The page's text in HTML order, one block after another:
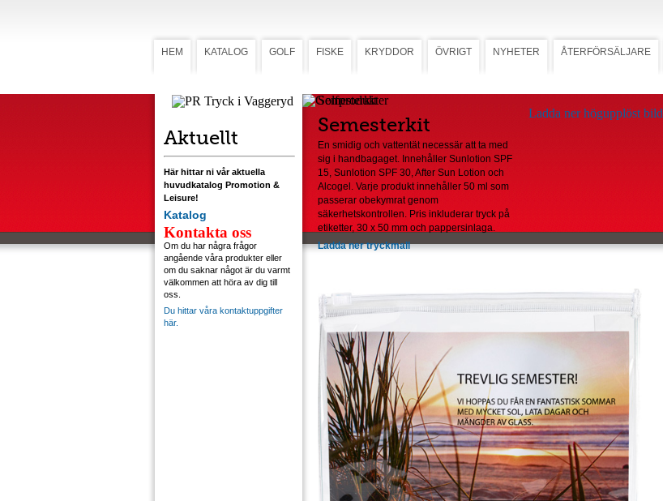
HEM KATALOG GOLF FISKE KRYDDOR ÖVRIGT NYHETER ÅTERFÖRSÄLJARE
Aktuellt
Här hittar ni vår aktuella
huvudkatalog Promotion &
Leisure!
Katalog
Kontakta oss
Om du har några frågor
angående våra produkter eller
om du saknar något är du varmt
välkommen att höra av dig till
oss.
Du hittar våra kontaktuppgifter
här.
Semesterkit
Semesterkit
En smidig och vattentät necessär att ta med
sig i handbagaget. Innehåller Sunlotion SPF
15, Sunlotion SPF 30, After Sun Lotion och
Alcogel. Varje produkt innehåller 50 ml som
passerar obekymrat genom
säkerhetskontrollen. Pris inkluderar tryck på
etiketter, 30 x 50 mm och pappersinlaga.
Ladda ner tryckmall
Ladda ner högupplöst bild